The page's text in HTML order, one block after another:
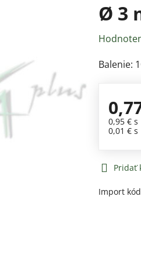
Ø 3
Balenie:
0,95 €s
0,01 € s
Pridať
Import